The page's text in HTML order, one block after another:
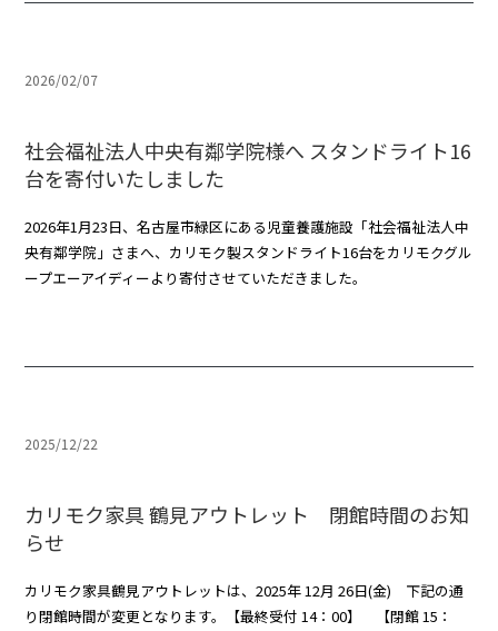
2026/02/07
社会福祉法人中央有鄰学院様へ スタンドライト16
台を寄付いたしました
2026年1月23日、名古屋市緑区にある児童養護施設「社会福祉法人中
央有鄰学院」さまへ、カリモク製スタンドライト16台をカリモクグル
ープエーアイディーより寄付させていただきました。
2025/12/22
カリモク家具 鶴見アウトレット 閉館時間のお知
らせ
カリモク家具鶴見アウトレットは、2025年 12月 26日(金) 下記の通
り閉館時間が変更となります。【最終受付 14：00】 【閉館 15：